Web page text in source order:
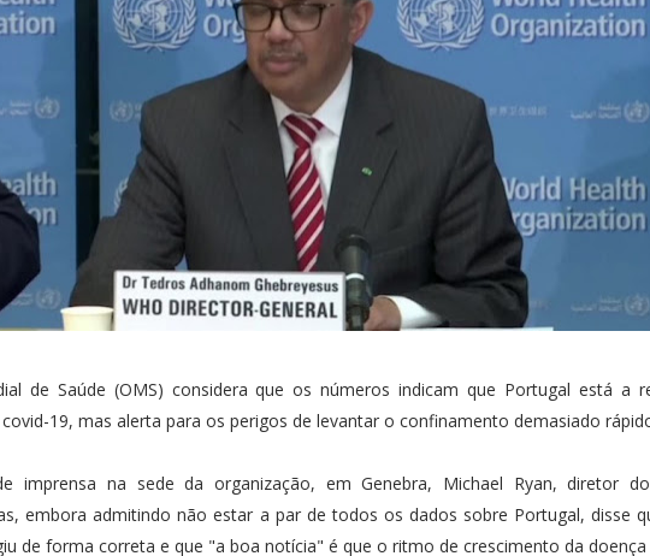
de Saúde (OMS) considera que os números indicam que Portugal está a
19, mas alerta para os perigos de levantar o confinamento demasiado
imprensa na sede da organização, em Genebra, Michael Ryan, diretor
embora admitindo não estar a par de todos os dados sobre Portugal, disse
de forma correta e que "a boa notícia" é que o ritmo de crescimento da doença